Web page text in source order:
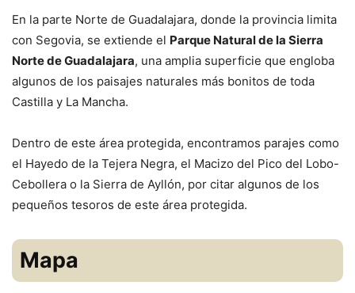
En la parte Norte de Guadalajara, donde la provincia limita
con Segovia, se extiende el Parque Natural de la Sierra
Norte de Guadalajara, una amplia superficie que engloba
algunos de los paisajes naturales más bonitos de toda
Castilla y La Mancha.
Dentro de este área protegida, encontramos parajes como
el Hayedo de la Tejera Negra, el Macizo del Pico del Lobo-
Cebollera o la Sierra de Ayllón, por citar algunos de los
pequeños tesoros de este área protegida.
Mapa